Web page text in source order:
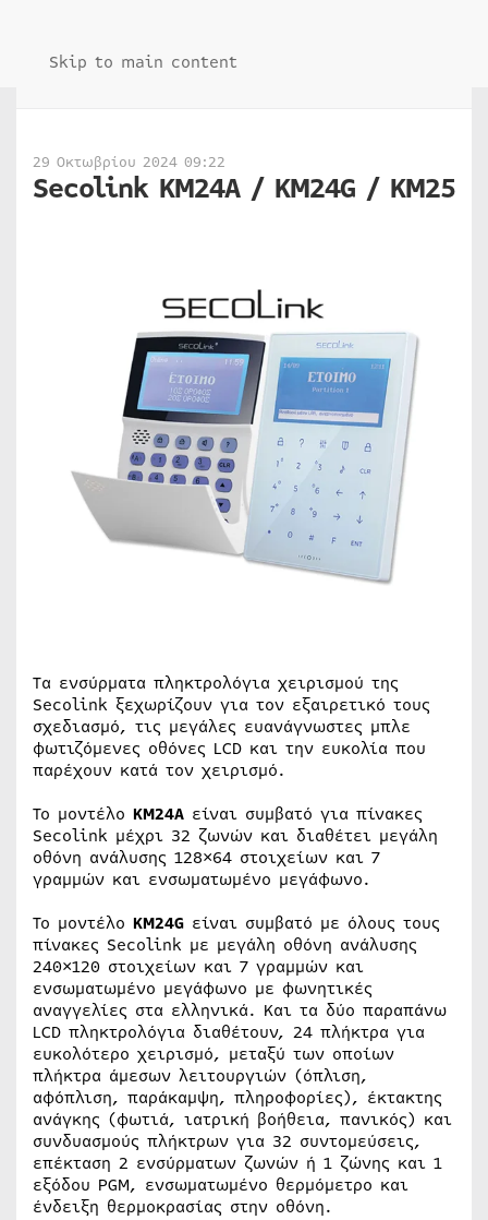
Skip to main content
29 Οκτωβρίου 2024 09:22
Secolink KM24A / KM24G / KM25
Τα ενσύρματα πληκτρολόγια χειρισμού της
Secolink ξεχωρίζουν για τον εξαιρετικό τους
σχεδιασμό, τις μεγάλες ευανάγνωστες μπλε
φωτιζόμενες οθόνες LCD και την ευκολία που
παρέχουν κατά τον χειρισμό.
Το μοντέλο KM24A είναι συμβατό για πίνακες
Secolink μέχρι 32 ζωνών και διαθέτει μεγάλη
οθόνη ανάλυσης 128×64 στοιχείων και 7
γραμμών και ενσωματωμένο μεγάφωνο.
Το μοντέλο KM24G είναι συμβατό με όλους τους
πίνακες Secolink με μεγάλη οθόνη ανάλυσης
240×120 στοιχείων και 7 γραμμών και
ενσωματωμένο μεγάφωνο με φωνητικές
αναγγελίες στα ελληνικά. Και τα δύο παραπάνω
LCD πληκτρολόγια διαθέτουν, 24 πλήκτρα για
ευκολότερο χειρισμό, μεταξύ των οποίων
πλήκτρα άμεσων λειτουργιών (όπλιση,
αφόπλιση, παράκαμψη, πληροφορίες), έκτακτης
ανάγκης (φωτιά, ιατρική βοήθεια, πανικός) και
συνδυασμούς πλήκτρων για 32 συντομεύσεις,
επέκταση 2 ενσύρματων ζωνών ή 1 ζώνης και 1
εξόδου PGM, ενσωματωμένο θερμόμετρο και
ένδειξη θερμοκρασίας στην οθόνη.